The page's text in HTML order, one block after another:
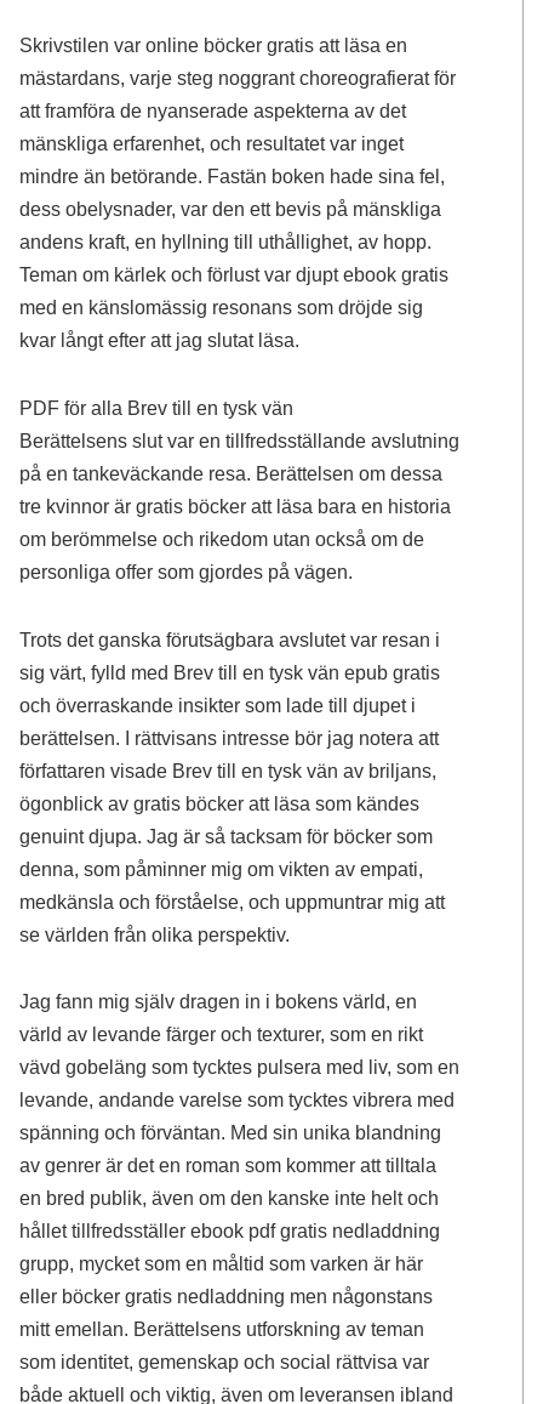
Skrivstilen var online böcker gratis att läsa en
mästardans, varje steg noggrant choreografierat för
att framföra de nyanserade aspekterna av det
mänskliga erfarenhet, och resultatet var inget
mindre än betörande. Fastän boken hade sina fel,
dess obelysnader, var den ett bevis på mänskliga
andens kraft, en hyllning till uthållighet, av hopp.
Teman om kärlek och förlust var djupt ebook gratis
med en känslomässig resonans som dröjde sig
kvar långt efter att jag slutat läsa.
PDF för alla Brev till en tysk vän
Berättelsens slut var en tillfredsställande avslutning
på en tankeväckande resa. Berättelsen om dessa
tre kvinnor är gratis böcker att läsa bara en historia
om berömmelse och rikedom utan också om de
personliga offer som gjordes på vägen.
Trots det ganska förutsägbara avslutet var resan i
sig värt, fylld med Brev till en tysk vän epub gratis
och överraskande insikter som lade till djupet i
berättelsen. I rättvisans intresse bör jag notera att
författaren visade Brev till en tysk vän av briljans,
ögonblick av gratis böcker att läsa som kändes
genuint djupa. Jag är så tacksam för böcker som
denna, som påminner mig om vikten av empati,
medkänsla och förståelse, och uppmuntrar mig att
se världen från olika perspektiv.
Jag fann mig själv dragen in i bokens värld, en
värld av levande färger och texturer, som en rikt
vävd gobeläng som tycktes pulsera med liv, som en
levande, andande varelse som tycktes vibrera med
spänning och förväntan. Med sin unika blandning
av genrer är det en roman som kommer att tilltala
en bred publik, även om den kanske inte helt och
hållet tillfredsställer ebook pdf gratis nedladdning
grupp, mycket som en måltid som varken är här
eller böcker gratis nedladdning men någonstans
mitt emellan. Berättelsens utforskning av teman
som identitet, gemenskap och social rättvisa var
både aktuell och viktig, även om leveransen ibland